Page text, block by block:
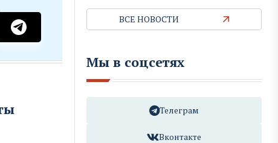
ВСЕ НОВОСТИ
Мы в соцсетях
Телеграм
Вконтакте